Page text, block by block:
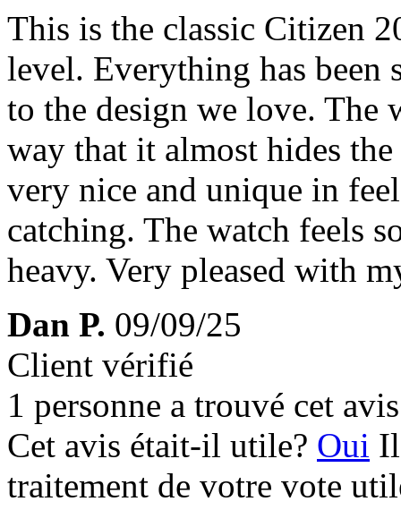
This is the classic Citizen
level. Everything has
to the design we love. The
way that it almost hides
very nice and unique in
catching. The watch feels
heavy. Very pleased with
Dan P. 09/09/25
Client vérifié
1 personne a trouvé cet
Cet avis était-il utile? Oui
traitement de votre vote